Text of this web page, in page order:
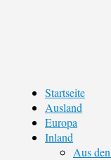
Startseite
Ausland
Europa
Inland
Aus